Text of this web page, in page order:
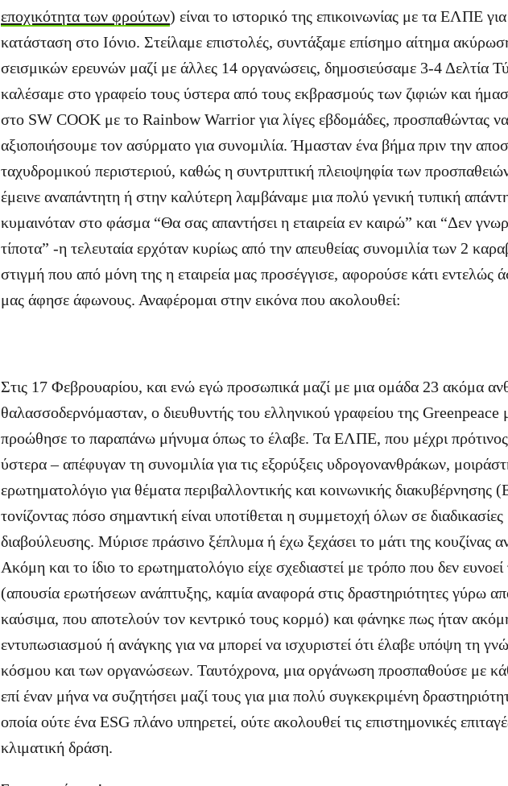
εποχικότητα των φρούτων) είναι το ιστορικό της επικοινωνίας με τα ΕΛΠΕ
κατάσταση στο Ιόνιο. Στείλαμε επιστολές, συντάξαμε επίσημο αίτημα
σεισμικών ερευνών μαζί με άλλες 14 οργανώσεις, δημοσιεύσαμε 3-4 Δελτία
καλέσαμε στο γραφείο τους ύστερα από τους εκβρασμούς των ζιφιών και
στο SW COOK με το Rainbow Warrior για λίγες εβδομάδες, προσπαθώντας να
αξιοποιήσουμε τον ασύρματο για συνομιλία. Ήμασταν ένα βήμα πριν την
ταχυδρομικού περιστεριού, καθώς η συντριπτική πλειοψηφία των
έμεινε αναπάντητη ή στην καλύτερη λαμβάναμε μια πολύ γενική τυπική
κυμαινόταν στο φάσμα “Θα σας απαντήσει η εταιρεία εν καιρώ” και “Δεν
τίποτα” -η τελευταία ερχόταν κυρίως από την απευθείας συνομιλία των 2
στιγμή που από μόνη της η εταιρεία μας προσέγγισε, αφορούσε κάτι εντελώς
μας άφησε άφωνους. Αναφέρομαι στην εικόνα που ακολουθεί:
Στις 17 Φεβρουαρίου, και ενώ εγώ προσωπικά μαζί με μια ομάδα 23 ακόμα
θαλασσοδερνόμασταν, ο διευθυντής του ελληνικού γραφείου της Greenpeace
προώθησε το παραπάνω μήνυμα όπως το έλαβε. Τα ΕΛΠΕ, που μέχρι
ύστερα – απέφυγαν τη συνομιλία για τις εξορύξεις υδρογονανθράκων,
ερωτηματολόγιο για θέματα περιβαλλοντικής και κοινωνικής διακυβέρνησης
τονίζοντας πόσο σημαντική είναι υποτίθεται η συμμετοχή όλων σε διαδικασίες
διαβούλευσης. Μύρισε πράσινο ξέπλυμα ή έχω ξεχάσει το μάτι της κουζίνας
Ακόμη και το ίδιο το ερωτηματολόγιο είχε σχεδιαστεί με τρόπο που δεν
(απουσία ερωτήσεων ανάπτυξης, καμία αναφορά στις δραστηριότητες γύρω
καύσιμα, που αποτελούν τον κεντρικό τους κορμό) και φάνηκε πως ήταν
εντυπωσιασμού ή ανάγκης για να μπορεί να ισχυριστεί ότι έλαβε υπόψη τη
κόσμου και των οργανώσεων. Ταυτόχρονα, μια οργάνωση προσπαθούσε με
επί έναν μήνα να συζητήσει μαζί τους για μια πολύ συγκεκριμένη
οποία ούτε ένα ESG πλάνο υπηρετεί, ούτε ακολουθεί τις επιστημονικές
κλιματική δράση.